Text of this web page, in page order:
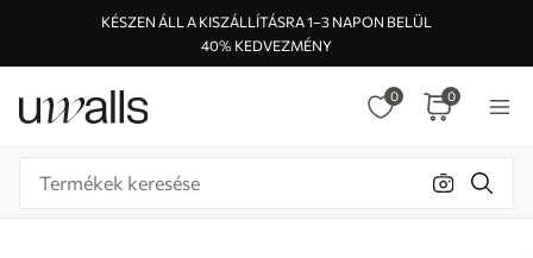
KÉSZEN ÁLL A KISZÁLLÍTÁSRA 1–3 NAPON BELÜL
40% KEDVEZMÉNY
0 0